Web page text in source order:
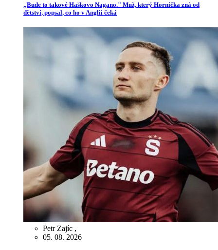
„Bude to takové Haškovo Nagano." Muž, který Horníčka zná od
dětství, popsal, co ho v Anglii čeká
Petr Zajíc ,
05. 08. 2026